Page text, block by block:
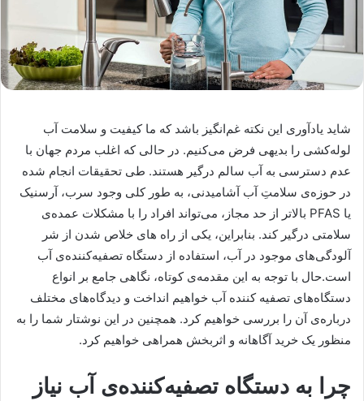
شاید یادآوری این نکته غم‌انگیز باشد که ما کیفیت و سلامت آب
لوله‌کشی را بدیهی فرض می‌کنیم. در حالی که اغلب مردم جهان با
عدم دسترسی به آب سالم درگیر هستند. طی تحقیقات انجام شده
در حوزه‌ی سلامتِ آب آشامیدنی، به طور کلی وجود سرب، آرسنیک
یا PFAS بالاتر از حد مجاز، می‌تواند افراد را با مشکلات عمده‌ی
سلامتی درگیر کند. بنابراین، یکی از راه های خلاص شدن از شر
آلودگی‌های موجود در آب، استفاده از دستگاه تصفیه‌کننده‌ی آب
است.حال با توجه به این مقدمه‌ی کوتاه، نگاهی جامع بر انواع
دستگاه‌های تصفیه کننده آب خواهیم انداخت و دیدگاه‌های مختلف
درباره‌ی آن را بررسی خواهیم کرد. همچنین در این نوشتار شما را به
منظور یک خرید آگاهانه و اثربخش همراهی خواهیم کرد.
چرا به دستگاه تصفیه‌کننده‌ی آب نیاز